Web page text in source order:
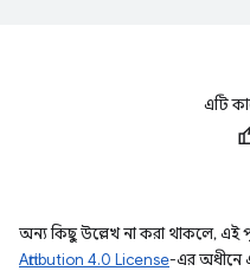
এটি
অন্য কিছু উল্লেখ না করা থাকলে, এই
Attribution 4.0 License-এর অধীনে